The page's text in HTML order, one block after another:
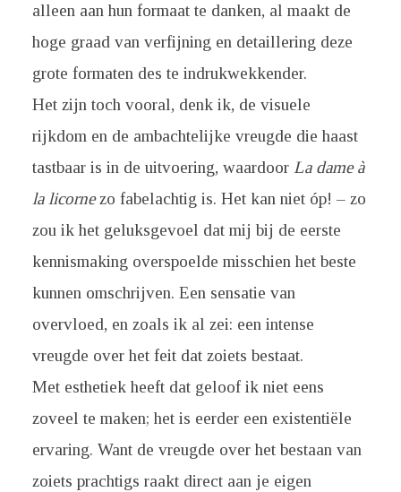
alleen aan hun formaat te danken, al maakt de
hoge graad van verfijning en detaillering deze
grote formaten des te indrukwekkender.
Het zijn toch vooral, denk ik, de visuele
rijkdom en de ambachtelijke vreugde die haast
tastbaar is in de uitvoering, waardoor La dame à
la licornezo fabelachtig is. Het kan niet óp! – zo
zou ik het geluksgevoel dat mij bij de eerste
kennismaking overspoelde misschien het beste
kunnen omschrijven. Een sensatie van
overvloed, en zoals ik al zei: een intense
vreugde over het feit dat zoiets bestaat.
Met esthetiek heeft dat geloof ik niet eens
zoveel te maken; het is eerder een existentiële
ervaring. Want de vreugde over het bestaan van
zoiets prachtigs raakt direct aan je eigen